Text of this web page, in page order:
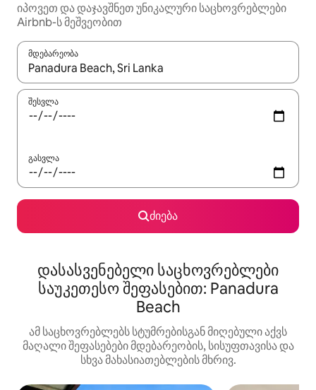
იპოვეთ და დაჯავშნეთ უნიკალური საცხოვრებლები
Airbnb-ს მეშვეობით
მდებარეობა
როცა შედეგები ხელმისაწვდომი გახდება, ნავიგაციისთვის
შესვლა
გასვლა
ძიება
დასასვენებელი საცხოვრებლები
საუკეთესო შეფასებით: Panadura
Beach
ამ საცხოვრებლებს სტუმრებისგან მიღებული აქვს
მაღალი შეფასებები მდებარეობის, სისუფთავისა და
სხვა მახასიათებლების მხრივ.